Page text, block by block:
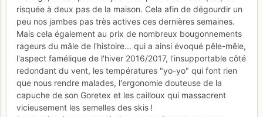
risquée à deux pas de la maison. Cela afin de dégourdir un
peu nos jambes pas très actives ces dernières semaines.
Mais cela également au prix de nombreux bougonnements
rageurs du mâle de l'histoire... qui a ainsi évoqué pêle-mêle,
l'aspect famélique de l'hiver 2016/2017, l'insupportable côté
redondant du vent, les températures "yo-yo" qui font rien
que nous rendre malades, l'ergonomie douteuse de la
capuche de son Goretex et les cailloux qui massacrent
vicieusement les semelles des skis !